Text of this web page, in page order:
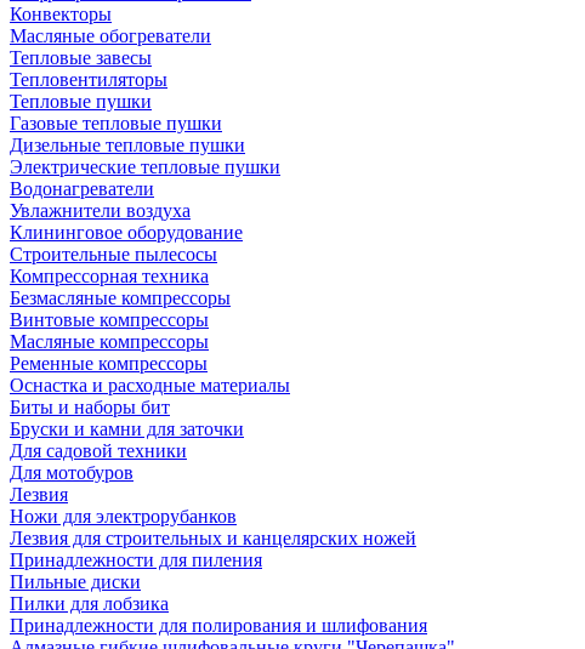
Конвекторы
Масляные обогреватели
Тепловые завесы
Тепловентиляторы
Тепловые пушки
Газовые тепловые пушки
Дизельные тепловые пушки
Электрические тепловые пушки
Водонагреватели
Увлажнители воздуха
Клининговое оборудование
Строительные пылесосы
Компрессорная техника
Безмасляные компрессоры
Винтовые компрессоры
Масляные компрессоры
Ременные компрессоры
Оснастка и расходные материалы
Биты и наборы бит
Бруски и камни для заточки
Для садовой техники
Для мотобуров
Лезвия
Ножи для электрорубанков
Лезвия для строительных и канцелярских ножей
Принадлежности для пиления
Пильные диски
Пилки для лобзика
Принадлежности для полирования и шлифования